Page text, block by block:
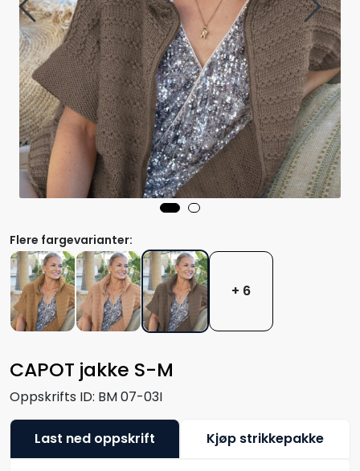
CAPOT jakke S-M
Oppskrifts ID: BM 07-03I
Flere fargevarianter:
+ 6
Last ned oppskrift Kjøp strikkepakke